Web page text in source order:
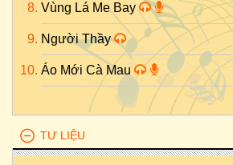
Vùng Lá Me Bay
Người Thầy
Áo Mới Cà Mau
TƯ LIỆU